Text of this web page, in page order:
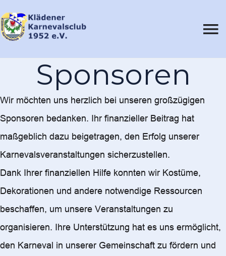
Sponsoren
Wir möchten uns herzlich bei unseren großzügigen
Sponsoren bedanken. Ihr finanzieller Beitrag hat
maßgeblich dazu beigetragen, den Erfolg unserer
Karnevalsveranstaltungen sicherzustellen.
Dank Ihrer finanziellen Hilfe konnten wir Kostüme,
Dekorationen und andere notwendige Ressourcen
beschaffen, um unsere Veranstaltungen zu
organisieren. Ihre Unterstützung hat es uns ermöglicht,
den Karneval in unserer Gemeinschaft zu fördern und